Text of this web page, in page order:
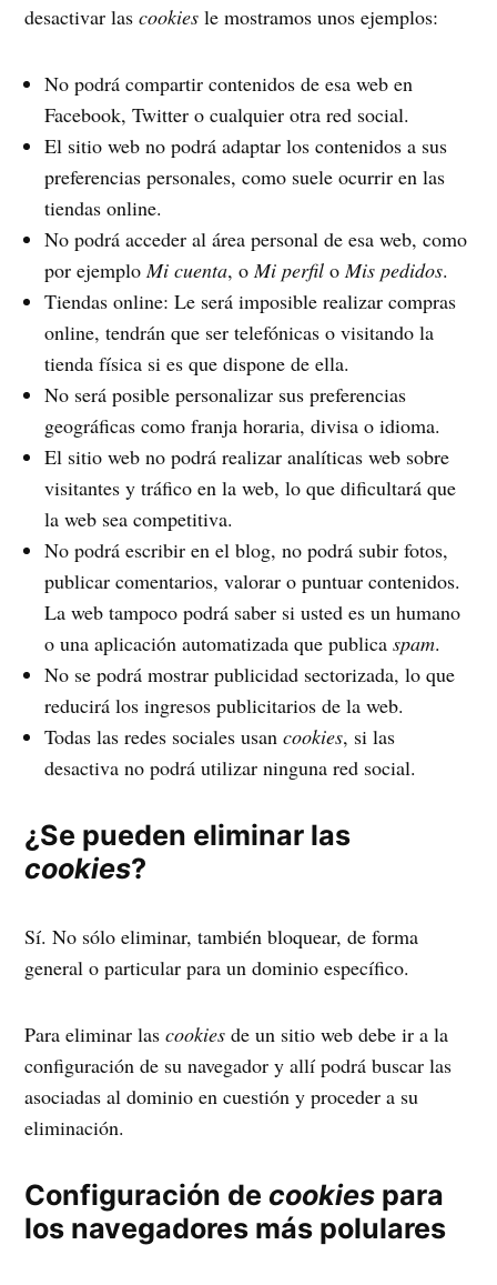
desactivar lascookies le mostramos unos ejemplos:
No podrá compartir contenidos de esa web en
Facebook, Twitter o cualquier otra red social.
El sitio web no podrá adaptar los contenidos a sus
preferencias personales, como suele ocurrir en las
tiendas online.
No podrá acceder al área personal de esa web, como
por ejemplo Mi cuenta, o Mi perfil o Mis pedidos.
Tiendas online: Le será imposible realizar compras
online, tendrán que ser telefónicas o visitando la
tienda física si es que dispone de ella.
No será posible personalizar sus preferencias
geográficas como franja horaria, divisa o idioma.
El sitio web no podrá realizar analíticas web sobre
visitantes y tráfico en la web, lo que dificultará que
la web sea competitiva.
No podrá escribir en el blog, no podrá subir fotos,
publicar comentarios, valorar o puntuar contenidos.
La web tampoco podrá saber si usted es un humano
o una aplicación automatizada que publicaspam.
No se podrá mostrar publicidad sectorizada, lo que
reducirá los ingresos publicitarios de la web.
Todas las redes sociales usancookies, si las
desactiva no podrá utilizar ninguna red social.
¿Se pueden eliminar las
cookies?
Sí. No sólo eliminar, también bloquear, de forma
general o particular para un dominio específico.
Para eliminar lascookies de un sitio web debe ir a la
configuración de su navegador y allí podrá buscar las
asociadas al dominio en cuestión y proceder a su
eliminación.
Configuración decookies para
los navegadores más polulares